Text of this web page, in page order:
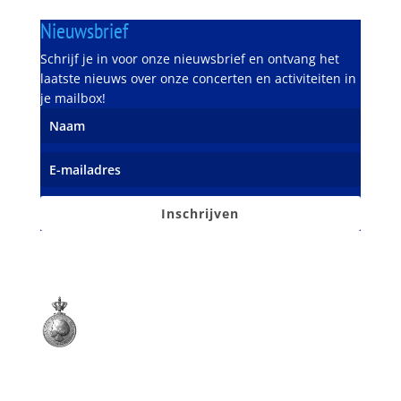
Nieuwsbrief
Schrijf je in voor onze nieuwsbrief en ontvang het
laatste nieuws over onze concerten en activiteiten in
je mailbox!
Inschrijven